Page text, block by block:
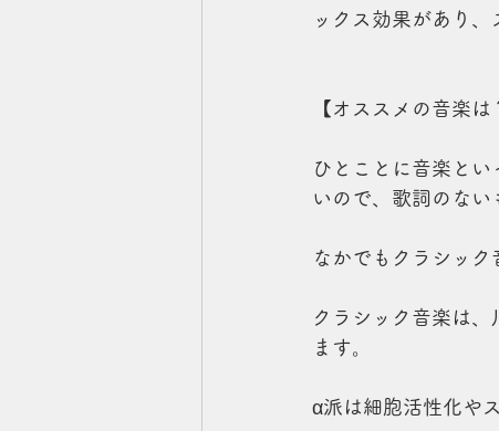
ックス効果があり、
【オススメの音楽は
ひとことに音楽と
いので、歌詞のない
なかでもクラシック
クラシック音楽は
ます。
α派は細胞活性化や